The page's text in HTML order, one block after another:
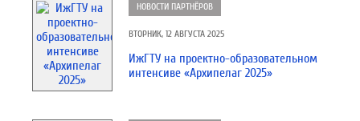
НОВОСТИ ПАРТНЁРОВ
ВТОРНИК, 12 АВГУСТА 2025
ИжГТУ на проектно-образовательном
интенсиве «Архипелаг 2025»